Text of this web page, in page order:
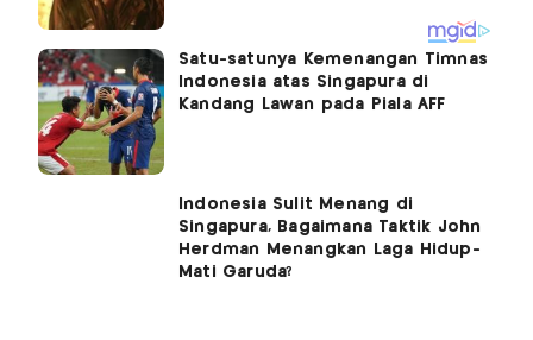
Satu-satunya Kemenangan Timnas
Indonesia atas Singapura di
Kandang Lawan pada Piala AFF
Indonesia Sulit Menang di
Singapura, Bagaimana Taktik John
Herdman Menangkan Laga Hidup-
Mati Garuda?